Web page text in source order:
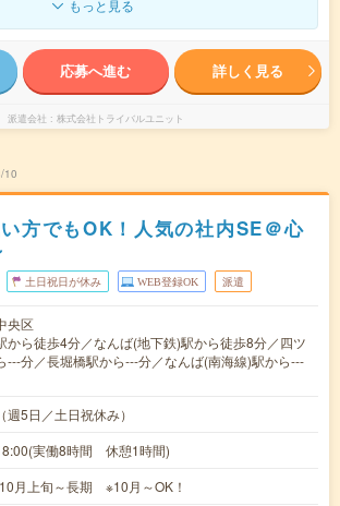
もっと見る
応募へ進む 詳しく見る
派遣会社 株式会社トライバルユニット
10
方でもOK！人気の社内SE＠心
土日祝日が休み WEB登録OK 派遣
央区
から徒歩4分／なんば(地下鉄)駅から徒歩8分／四ツ
---分／長堀橋駅から---分／なんば(南海線)駅から---
週5日／土日祝休み）
実働8時間 休憩1時間)
月上旬～長期 ※10月～OK！